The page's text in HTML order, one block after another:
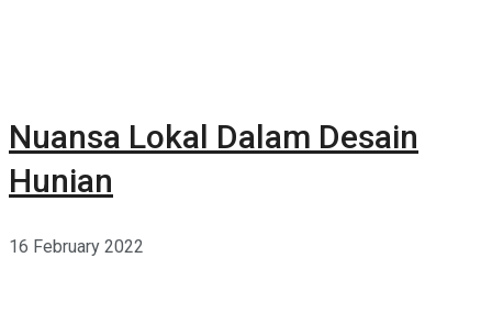
Nuansa Lokal Dalam Desain
Hunian
16 February 2022